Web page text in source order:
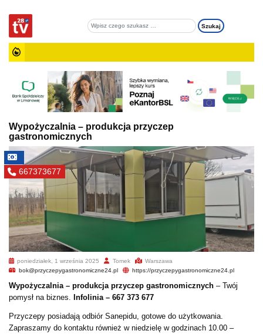
Wypożyczalnia – produkcja przyczep
gastronomicznych
667373677
poniedziałek, 1 września 2025 Tomek
Warszawa
bok@przyczepygastronomiczne24.pl
https://przyczepygastronomiczne24.pl
Wypożyczalnia – produkcja przyczep gastronomicznych – Twój
pomysł na biznes. Infolinia – 667 373 677
Przyczepy posiadają odbiór Sanepidu, gotowe do użytkowania.
Zapraszamy do kontaktu również w niedzielę w godzinach 10.00 –